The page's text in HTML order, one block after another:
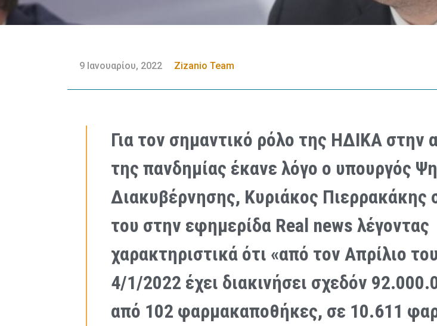
9 Ιανουαρίου, 2022 Zizanio Team
Για τον σημαντικό ρόλο της ΗΔΙΚΑ στην
της πανδημίας έκανε λόγο ο υπουργός
Διακυβέρνησης, Κυριάκος Πιερρακάκης
του στην εφημερίδα Real news λέγοντας
χαρακτηριστικά ότι «από τον Απρίλιο
4/1/2022 έχει διακινήσει σχεδόν
από 102 φαρμακαποθήκες, σε 10.611